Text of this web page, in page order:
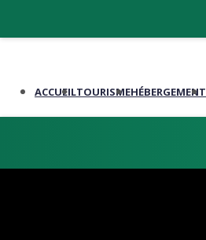
ACCUEILTOURISMEHÉBERGEMENT